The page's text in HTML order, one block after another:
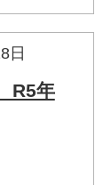
日
R5年